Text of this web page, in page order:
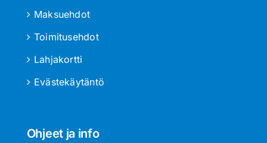
Maksuehdot
Toimitusehdot
Lahjakortti
Evästekäytäntö
Ohjeet ja info